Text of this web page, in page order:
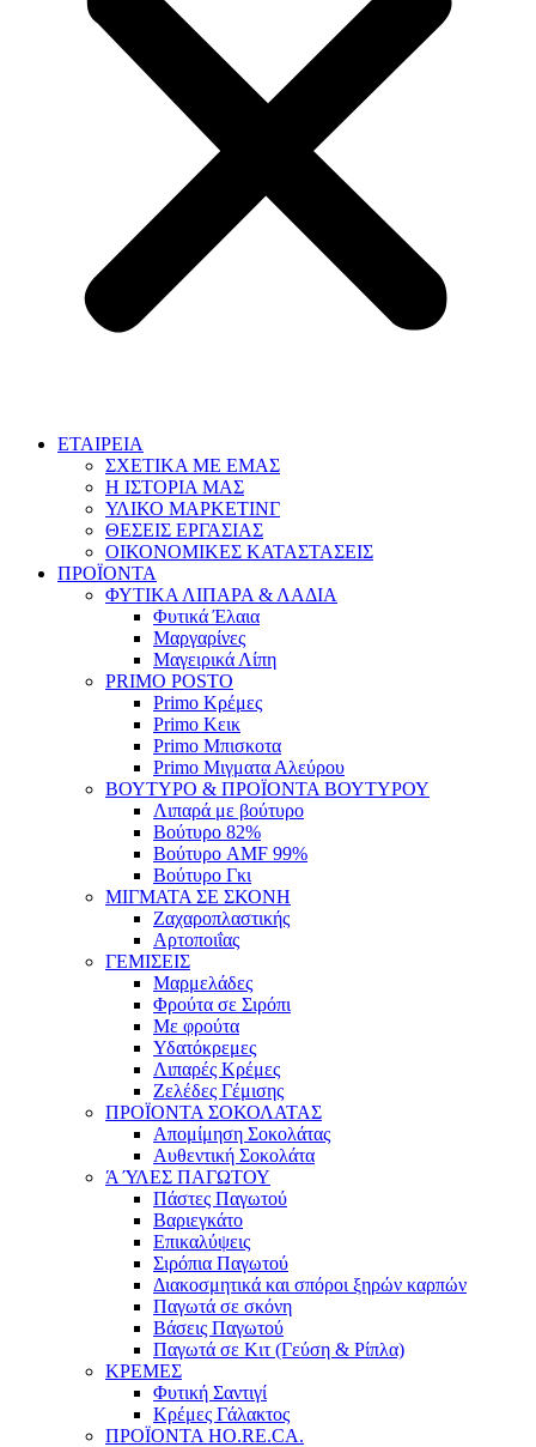
ΕΤΑΙΡΕΙΑ
ΣΧΕΤΙΚΑ ΜΕ ΕΜΑΣ
Η ΙΣΤΟΡΙΑ ΜΑΣ
ΥΛΙΚΟ ΜΑΡΚΕΤΙΝΓ
ΘΕΣΕΙΣ ΕΡΓΑΣΙΑΣ
ΟΙΚΟΝΟΜΙΚΕΣ ΚΑΤΑΣΤΑΣΕΙΣ
ΠΡΟΪΟΝΤΑ
ΦΥΤΙΚΑ ΛΙΠΑΡΑ & ΛΑΔΙΑ
Φυτικά Έλαια
Μαργαρίνες
Μαγειρικά Λίπη
PRIMO POSTO
Primo Κρέμες
Primo Κεικ
Primo Μπισκοτα
Primo Μιγματα Αλεύρου
ΒΟΥΤΥΡΟ & ΠΡΟΪΟΝΤΑ ΒΟΥΤΥΡΟΥ
Λιπαρά με βούτυρο
Βούτυρο 82%
Βούτυρο AMF 99%
Βούτυρο Γκι
ΜΙΓΜΑΤΑ ΣΕ ΣΚΟΝΗ
Ζαχαροπλαστικής
Αρτοποιΐας
ΓΕΜΙΣΕΙΣ
Μαρμελάδες
Φρούτα σε Σιρόπι
Με φρούτα
Υδατόκρεμες
Λιπαρές Κρέμες
Ζελέδες Γέμισης
ΠΡΟΪΟΝΤΑ ΣΟΚΟΛΑΤΑΣ
Απομίμηση Σοκολάτας
Αυθεντική Σοκολάτα
Ά ΎΛΕΣ ΠΑΓΩΤΟΥ
Πάστες Παγωτού
Βαριεγκάτο
Επικαλύψεις
Σιρόπια Παγωτού
Διακοσμητικά και σπόροι ξηρών καρπών
Παγωτά σε σκόνη
Βάσεις Παγωτού
Παγωτά σε Κιτ (Γεύση & Ρίπλα)
ΚΡΕΜΕΣ
Φυτική Σαντιγί
Κρέμες Γάλακτος
ΠΡΟΪΟΝΤΑ HO.RE.CA.